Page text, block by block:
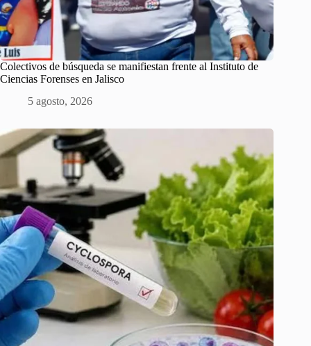
Colectivos de búsqueda se manifiestan frente al Instituto de
Ciencias Forenses en Jalisco
5 agosto, 2026